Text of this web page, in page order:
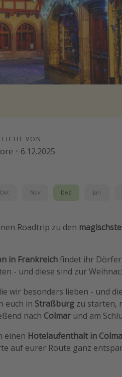
VON
· 6.12.2025
Okt Nov Dez Jan
Roadtrip zu den
in Frankreichfindet ihr
- und diese sind zur
wir besonders lieben - und
euch in Straßburg zu starten,
nach Colmar und am
einen Hotelaufenthalt in
auf eurer Route ganz